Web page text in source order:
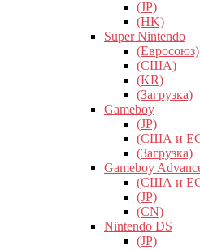
(JP)
(HK)
Super Nintendo
(Евросоюз)
(США)
(KR)
(Загрузка)
Gameboy
(JP)
(США и
(Загрузка)
Gameboy
(США и
(JP)
(CN)
Nintendo DS
(JP)